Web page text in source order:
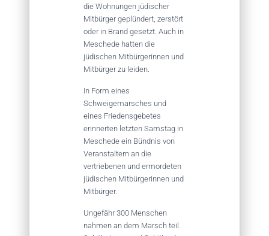
die Wohnungen jüdischer
Mitbürger geplündert, zerstört
oder in Brand gesetzt. Auch in
Meschede hatten die
jüdischen Mitbürgerinnen und
Mitbürger zu leiden.
In Form eines
Schweigemarsches und
eines Friedensgebetes
erinnerten letzten Samstag in
Meschede ein Bündnis von
Veranstaltern an die
vertriebenen und ermordeten
jüdischen Mitbürgerinnen und
Mitbürger.
Ungefähr 300 Menschen
nahmen an dem Marsch teil.